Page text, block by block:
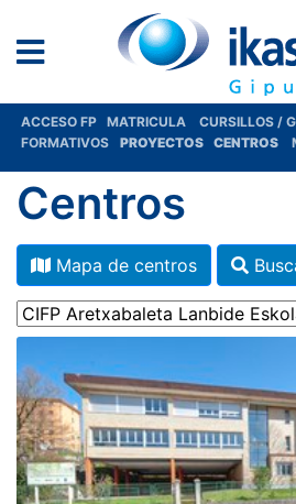
ACCESO FP MATRICULA CURSILLOS /
FORMATIVOS
PROYECTOS CENTROS
Centros
Mapa de centros